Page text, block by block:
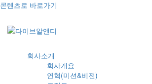
콘텐츠로 바로가기
회사소개
회사개요
연혁(미션&비전)